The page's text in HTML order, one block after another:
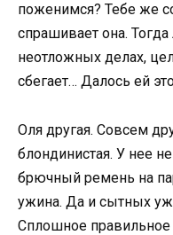
поженимся? Тебе же
спрашивает она.
неотложных делах,
сбегает… Далось ей
Оля другая. Совсем
блондинистая. У нее
брючный ремень на
ужина. Да и сытных
Сплошное правильное